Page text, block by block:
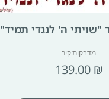
ה' לנגדי תמיד"
מדבקות קיר
139.00 ₪